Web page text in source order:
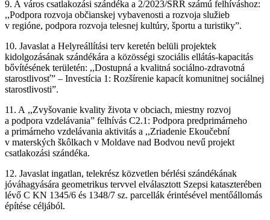
9. A város csatlakozási szándéka a 2/2023/SRR számú felhíváshoz:
,,Podpora rozvoja občianskej vybavenosti a rozvoja služieb
v regióne, podpora rozvoja telesnej kultúry, športu a turistiky”.
10. Javaslat a Helyreállítási terv keretén belüli projektek
kidolgozásának szándékára a közösségi szociális ellátás-kapacitás
bővítésének területén: ,,Dostupná a kvalitná sociálno-zdravotná
starostlivosť” – Investícia 1: Rozšírenie kapacít komunitnej sociálnej
starostlivosti”.
11. A ,,Zvyšovanie kvality života v obciach, miestny rozvoj
a podpora vzdelávania” felhívás C2.1: Podpora predprimárneho
a primárneho vzdelávania aktivitás a ,,Zriadenie Ekoučební
v materských škôlkach v Moldave nad Bodvou nevű projekt
csatlakozási szándéka.
12. Javaslat ingatlan, telekrész közvetlen bérlési szándékának
jóváhagyására geometrikus tervvel elválasztott Szepsi kataszterében
lévő C KN 1345/6 és 1348/7 sz. parcellák érintésével mentőállomás
építése céljából.